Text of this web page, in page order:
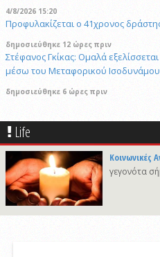
4/8/2026 15:20
Προφυλακίζεται ο 41χρονος
δημοσιεύθηκε 12 ώρες πριν
Στέφανος Γκίκας: Ομαλά
μέσω του Μεταφορικού
δημοσιεύθηκε 6 ώρες πριν
29/4/2026 18:53
Συναγερμός στη Βόρεια Καρολίνα:
τραυματίες μετά από πυροβολισμούς
δημοσιεύθηκε 9 ώρες πριν
Σχολή Προπονητών UEFA C στη Σύρο
δημοσιεύθηκε 13 ώρες πριν
To κρυφό στολίδι των Μικρών
Life
Κοινωνικές
γεγονότα